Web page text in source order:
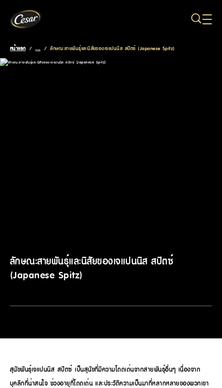
Breadcrumb
หน้าแรก / ... / ลักษณะสายพันธุ์และนิสัยของเจแปนนิส สปิตซ์ (Japanese Spitz)
ลักษณะสายพันธุ์และนิสัยของเจแปนนิส สปิตซ์
(Japanese Spitz)
สุนัขพันธุ์เจแปนนิส สปิตซ์ เป็นสุนัขที่มีความโดดเด่นจากสายพันธุ์อื่นๆ เนื่องจาก
บุคลิกที่น่าสนใจ ช่วงอายุที่โดดเด่น และประวัติความเป็นมาที่หลากหลายของพวกเขา